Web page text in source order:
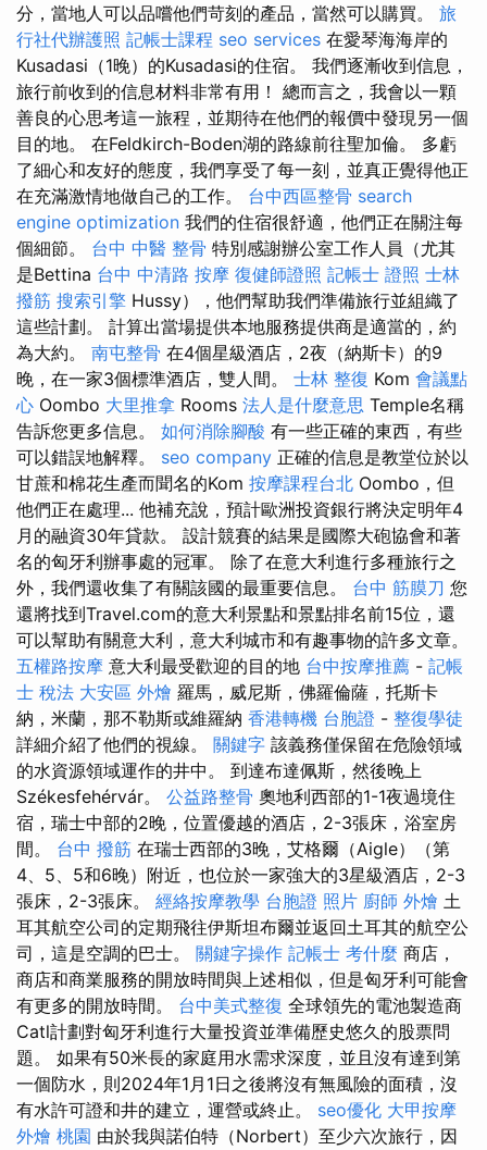
分，當地人可以品嚐他們苛刻的產品，當然可以購買。 旅
行社代辦護照 記帳士課程 seo services 在愛琴海海岸的
Kusadasi（1晚）的Kusadasi的住宿。 我們逐漸收到信息，
旅行前收到的信息材料非常有用！ 總而言之，我會以一顆
善良的心思考這一旅程，並期待在他們的報價中發現另一個
目的地。 在Feldkirch-Boden湖的路線前往聖加倫。 多虧
了細心和友好的態度，我們享受了每一刻，並真正覺得他正
在充滿激情地做自己的工作。 台中西區整骨 search
engine optimization 我們的住宿很舒適，他們正在關注每
個細節。 台中 中醫 整骨 特別感謝辦公室工作人員（尤其
是Bettina 台中 中清路 按摩 復健師證照 記帳士 證照 士林
撥筋 搜索引擎 Hussy），他們幫助我們準備旅行並組織了
這些計劃。 計算出當場提供本地服務提供商是適當的，約
為大約。 南屯整骨 在4個星級酒店，2夜（納斯卡）的9
晚，在一家3個標準酒店，雙人間。 士林 整復 Kom 會議點
心 Oombo 大里推拿 Rooms 法人是什麼意思 Temple名稱
告訴您更多信息。 如何消除腳酸 有一些正確的東西，有些
可以錯誤地解釋。 seo company 正確的信息是教堂位於以
甘蔗和棉花生產而聞名的Kom 按摩課程台北 Oombo，但
他們正在處理... 他補充說，預計歐洲投資銀行將決定明年4
月的融資30年貸款。 設計競賽的結果是國際大砲協會和著
名的匈牙利辦事處的冠軍。 除了在意大利進行多種旅行之
外，我們還收集了有關該國的最重要信息。 台中 筋膜刀 您
還將找到Travel.com的意大利景點和景點排名前15位，還
可以幫助有關意大利，意大利城市和有趣事物的許多文章。
五權路按摩 意大利最受歡迎的目的地 台中按摩推薦 - 記帳
士 稅法 大安區 外燴 羅馬，威尼斯，佛羅倫薩，托斯卡
納，米蘭，那不勒斯或維羅納 香港轉機 台胞證 - 整復學徒
詳細介紹了他們的視線。 關鍵字 該義務僅保留在危險領域
的水資源領域運作的井中。 到達布達佩斯，然後晚上
Székesfehérvár。 公益路整骨 奧地利西部的1-1夜過境住
宿，瑞士中部的2晚，位置優越的酒店，2-3張床，浴室房
間。 台中 撥筋 在瑞士西部的3晚，艾格爾（Aigle）（第
4、5、5和6晚）附近，也位於一家強大的3星級酒店，2-3
張床，2-3張床。 經絡按摩教學 台胞證 照片 廚師 外燴 土
耳其航空公司的定期飛往伊斯坦布爾並返回土耳其的航空公
司，這是空調的巴士。 關鍵字操作 記帳士 考什麼 商店，
商店和商業服務的開放時間與上述相似，但是匈牙利可能會
有更多的開放時間。 台中美式整復 全球領先的電池製造商
Catl計劃對匈牙利進行大量投資並準備歷史悠久的股票問
題。 如果有50米長的家庭用水需求深度，並且沒有達到第
一個防水，則2024年1月1日之後將沒有無風險的面積，沒
有水許可證和井的建立，運營或終止。 seo優化 大甲按摩
外燴 桃園 由於我與諾伯特（Norbert）至少六次旅行，因